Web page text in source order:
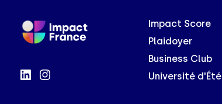
Impact Score
Plaidoyer
Business Club
Université d'Été